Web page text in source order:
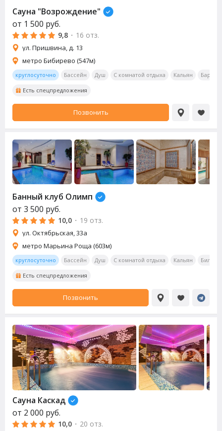
Сауна "Возрождение"
от 1 500 руб.
9,8 · 16 отз.
ул. Пришвина, д. 13
метро Бибирево (547м)
круглосуточно Бассейн Душ С комнатой отдыха Кальян Бар
Есть спецпредложения
Позвонить
Банный клуб Олимп
от 3 500 руб.
10,0 · 19 отз.
ул. Октябрьская, 33а
метро Марьина Роща (603м)
круглосуточно Бассейн Душ С комнатой отдыха Кальян
Есть спецпредложения
Позвонить
Сауна Каскад
от 2 000 руб.
10,0 · 20 отз.